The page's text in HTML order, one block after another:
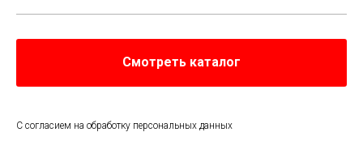
Смотреть каталог
С согласием на обработку персональных данных